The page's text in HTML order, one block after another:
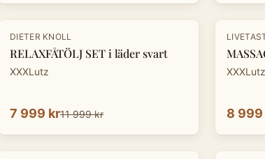
-33%
DIETER KNOLL
RELAXFÅTÖLJ SET i läder svart
XXXLutz
7 999 kr11 999 kr
XXXLutz
8 999